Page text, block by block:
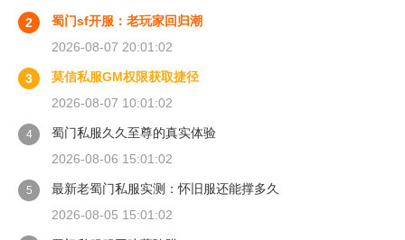
2
蜀门sf开服：老玩家回归潮
2026-08-07 20:01:02
3
莫信私服GM权限获取捷径
2026-08-07 10:01:02
4
蜀门私服久久至尊的真实体验
2026-08-06 15:01:02
5
最新老蜀门私服实测：怀旧服还能撑多久
2026-08-05 15:01:02